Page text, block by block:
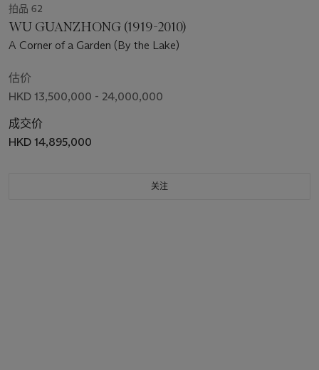
拍品 62
WU GUANZHONG (1919-2010)
A Corner of a Garden (By the Lake)
估价
HKD 13,500,000 - 24,000,000
成交价
HKD 14,895,000
关注